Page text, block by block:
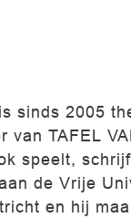
sinds 2005
van TAFEL
speelt,
de Vrije
en hij